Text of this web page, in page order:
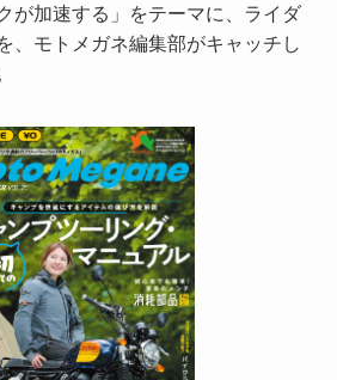
が加速する」をテーマに、ライダ
、モトメガネ編集部がキャッチし